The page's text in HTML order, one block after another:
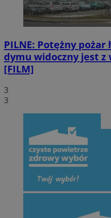
PILNE: Potężny pożar
dymu widoczny jest
[FILM]
3
3
Nazwa
SessID
QeSessID
msToken
Google Privacy